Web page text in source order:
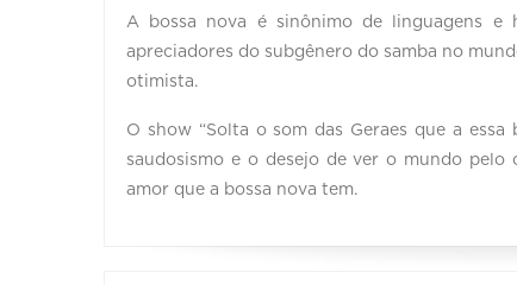
A bossa nova é sinônimo de linguagens e
apreciadores do subgênero do samba no
otimista.
O show “Solta o som das Geraes que a
saudosismo e o desejo de ver o mundo
amor que a bossa nova tem.